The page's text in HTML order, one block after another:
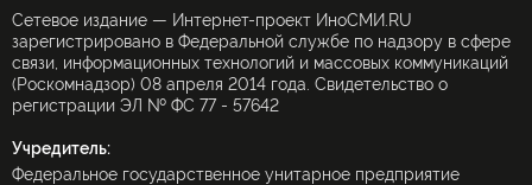
Сетевое издание — Интернет-проект ИноСМИ.RU
зарегистрировано в Федеральной службе по надзору в сфере
связи, информационных технологий и массовых коммуникаций
(Роскомнадзор) 08 апреля 2014 года. Свидетельство о
регистрации ЭЛ № ФС 77 - 57642
Учредитель:
Федеральное государственное унитарное предприятие